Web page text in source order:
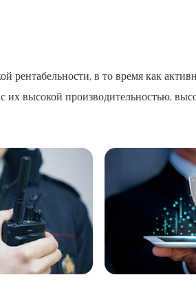
рентабельности, в то время как
их высокой производительностью,